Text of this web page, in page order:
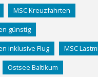
MSC Kreuzfahrten
günstig
inklusive Flug MSC
Ostsee Baltikum